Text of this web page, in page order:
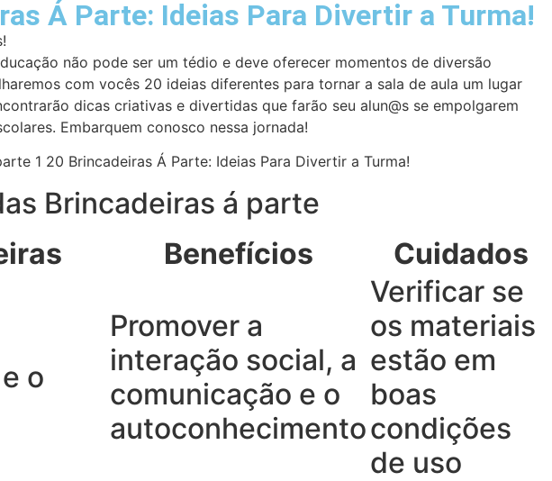
Á Parte: Ideias Para Divertir a Turma!
não pode ser um tédio e deve oferecer momentos de diversão
com vocês 20 ideias diferentes para tornar a sala de aula um lugar
dicas criativas e divertidas que farão seu alun@s se empolgarem
Embarquem conosco nessa jornada!
Brincadeiras á parte
Benefícios Cuidados
o
Promover a
interação social, a
comunicação e o
autoconhecimento
Verificar se
os materiais
estão em
boas
condições
de uso